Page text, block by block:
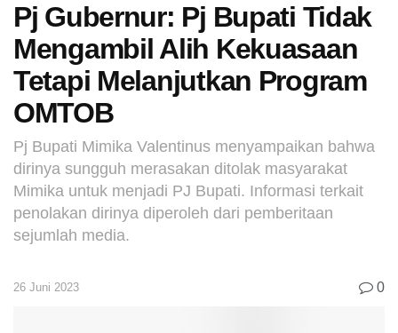
Pj Gubernur: Pj Bupati Tidak
Mengambil Alih Kekuasaan
Tetapi Melanjutkan Program
OMTOB
Pj Bupati Mimika Valentinus menyampaikan bahwa
dirinya sungguh merasakan ditolak masyarakat
Mimika untuk menjadi PJ Bupati. Informasi terkait
penolakan dirinya diperoleh dari pemberitaan
sejumlah media.
26 Juni 2023 0